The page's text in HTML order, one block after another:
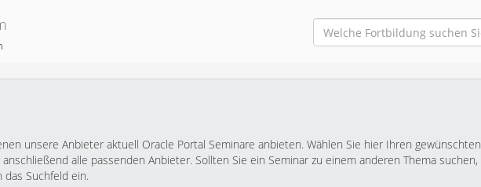
unsere Anbieter aktuell Oracle Portal Seminare anbieten. Wählen Sie hier Ihren gewünschten
alle passenden Anbieter. Sollten Sie ein Seminar zu einem anderen Thema suchen,
Suchfeld ein.